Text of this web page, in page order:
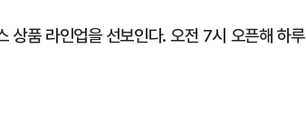
품 라인업을 선보인다. 오전 7시 오픈해 하루